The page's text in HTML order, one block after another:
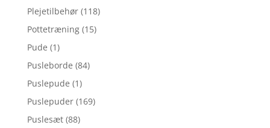
Plejetilbehør (118)
Pottetræning (15)
Pude (1)
Pusleborde (84)
Puslepude (1)
Puslepuder (169)
Puslesæt (88)